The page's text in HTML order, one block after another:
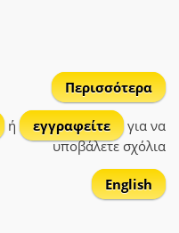
Περισσότερα
ή εγγραφείτε
για να
υποβάλετε σχόλια
English